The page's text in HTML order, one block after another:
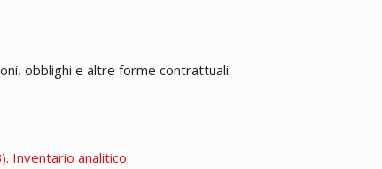
obblighi e altre forme contrattuali.
Inventario analitico